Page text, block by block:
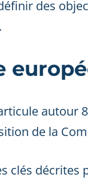
des
autour
de la
clés décrites